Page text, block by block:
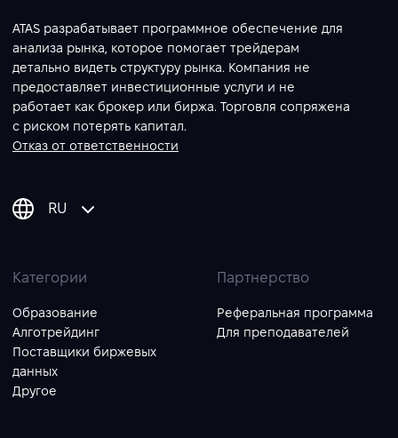
ATAS разрабатывает программное обеспечение для
анализа рынка, которое помогает трейдерам
детально видеть структуру рынка. Компания не
предоставляет инвестиционные услуги и не
работает как брокер или биржа. Торговля сопряжена
с риском потерять капитал.
Отказ от ответственности
RU
Категории
Образование
Алготрейдинг
Поставщики биржевых
данных
Другое
Партнерство
Реферальная программа
Для преподавателей